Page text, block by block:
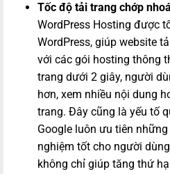
Tốc độ tải trang chớp
WordPress Hosting được
WordPress, giúp website
với các gói hosting thông
trang dưới 2 giây, người
hơn, xem nhiều nội dung
trang. Đây cũng là yếu tố
Google luôn ưu tiên
nghiệm tốt cho người
không chỉ giúp tăng thứ